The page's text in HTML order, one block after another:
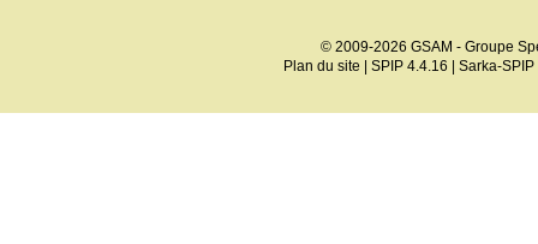
© 2009-2026 GSAM - Groupe
Plan du site
SPIP 4.4.16 Sarka-SPIP